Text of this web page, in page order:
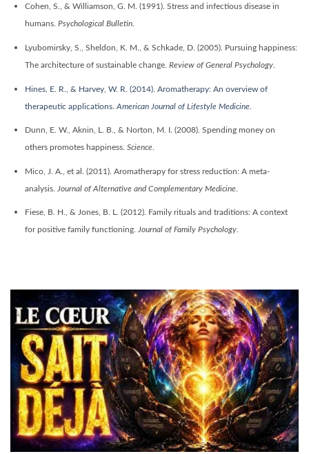
Cohen, S., & Williamson, G. M. (1991). Stress and infectious disease in
humans. Psychological Bulletin.
Lyubomirsky, S., Sheldon, K. M., & Schkade, D. (2005). Pursuing happiness:
The architecture of sustainable change. Review of General Psychology.
Hines, E. R., & Harvey, W. R. (2014). Aromatherapy: An overview of
therapeutic applications. American Journal of Lifestyle Medicine.
Dunn, E. W., Aknin, L. B., & Norton, M. I. (2008). Spending money on
others promotes happiness. Science.
Mico, J. A., et al. (2011). Aromatherapy for stress reduction: A meta-
analysis. Journal of Alternative and Complementary Medicine.
Fiese, B. H., & Jones, B. L. (2012). Family rituals and traditions: A context
for positive family functioning. Journal of Family Psychology.